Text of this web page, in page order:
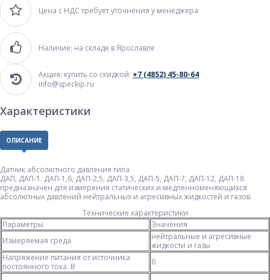
Цена с НДС требует уточнения у менеджера
Наличие: на складе в Ярославле
Акция: купить со скидкой: +7 (4852) 45-80-64
info@speckip.ru
Характеристики
ОПИСАНИЕ
Датчик абсолютного давления типа
ДАП, ДАП-1. ДАП-1,6, ДАП-2,5, ДАП-3,5, ДАП-5, ДАП-7, ДАП-12, ДАП-18
предназначен для измерения статических и медленноменяющихся
абсолютных давлений нейтральных и агресивных жидкостей и газов.
Технические характеристики
Параметры
Значения
Измеряемая среда
нейтральные и агресивные
жидкости и газы
Напряжение питания от источника
постоянного тока. В
6